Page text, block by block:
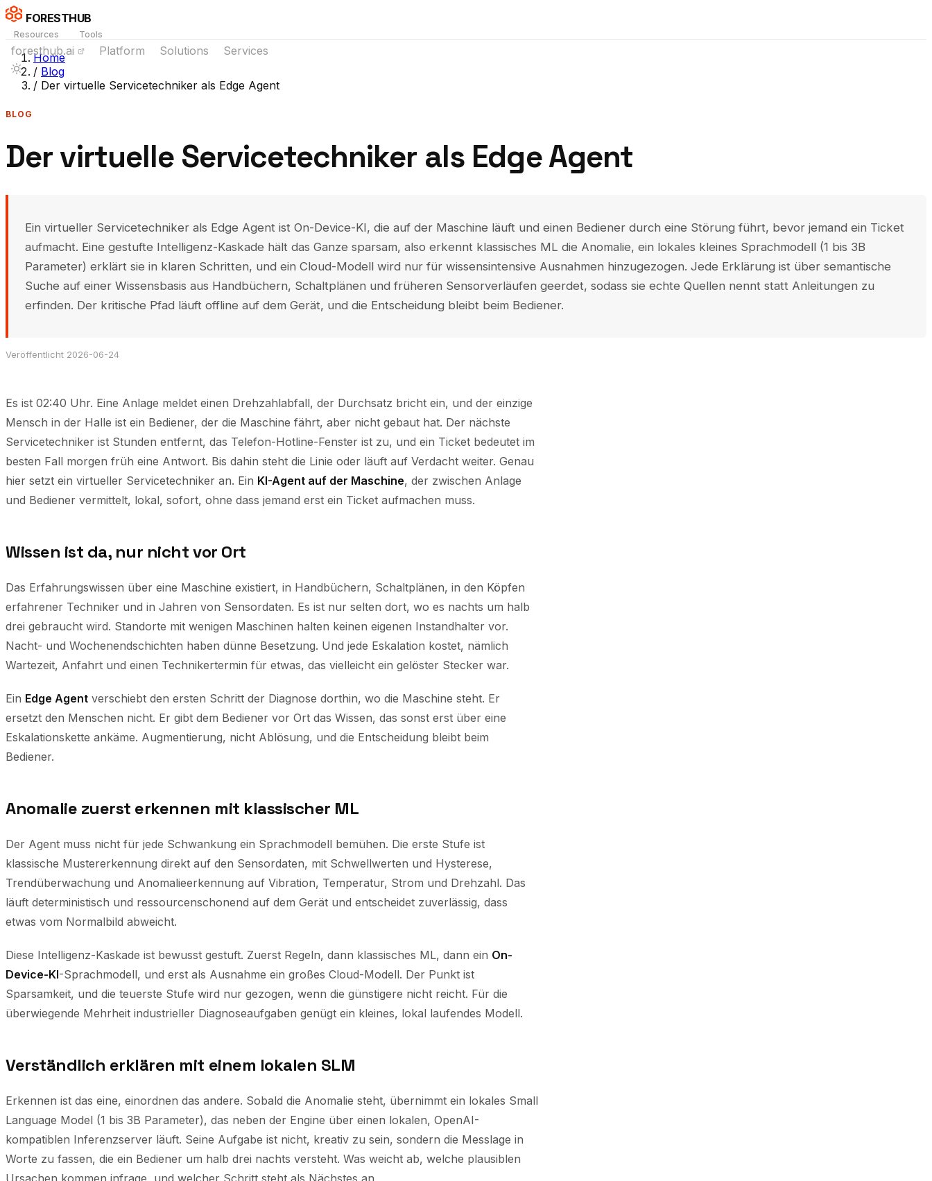
FORESTHUB
Resources Tools
foresthub.ai Platform Solutions Services
Home
/ Blog
/ Der virtuelle Servicetechniker als Edge Agent
BLOG
Der virtuelle Servicetechniker als Edge Agent
Ein virtueller Servicetechniker als Edge Agent ist On-Device-KI, die auf der Maschine läuft und einen Bediener durch eine Störung führt, bevor jemand ein Ticket
aufmacht. Eine gestufte Intelligenz-Kaskade hält das Ganze sparsam, also erkennt klassisches ML die Anomalie, ein lokales kleines Sprachmodell (1 bis 3B
Parameter) erklärt sie in klaren Schritten, und ein Cloud-Modell wird nur für wissensintensive Ausnahmen hinzugezogen. Jede Erklärung ist über semantische
Suche auf einer Wissensbasis aus Handbüchern, Schaltplänen und früheren Sensorverläufen geerdet, sodass sie echte Quellen nennt statt Anleitungen zu
erfinden. Der kritische Pfad läuft offline auf dem Gerät, und die Entscheidung bleibt beim Bediener.
Veröffentlicht 2026-06-24
Es ist 02:40 Uhr. Eine Anlage meldet einen Drehzahlabfall, der Durchsatz bricht ein, und der einzige
Mensch in der Halle ist ein Bediener, der die Maschine fährt, aber nicht gebaut hat. Der nächste
Servicetechniker ist Stunden entfernt, das Telefon-Hotline-Fenster ist zu, und ein Ticket bedeutet im
besten Fall morgen früh eine Antwort. Bis dahin steht die Linie oder läuft auf Verdacht weiter. Genau
hier setzt ein virtueller Servicetechniker an. Ein KI-Agent auf der Maschine, der zwischen Anlage
und Bediener vermittelt, lokal, sofort, ohne dass jemand erst ein Ticket aufmachen muss.
Wissen ist da, nur nicht vor Ort
Das Erfahrungswissen über eine Maschine existiert, in Handbüchern, Schaltplänen, in den Köpfen
erfahrener Techniker und in Jahren von Sensordaten. Es ist nur selten dort, wo es nachts um halb
drei gebraucht wird. Standorte mit wenigen Maschinen halten keinen eigenen Instandhalter vor.
Nacht- und Wochenendschichten haben dünne Besetzung. Und jede Eskalation kostet, nämlich
Wartezeit, Anfahrt und einen Technikertermin für etwas, das vielleicht ein gelöster Stecker war.
Ein Edge Agent verschiebt den ersten Schritt der Diagnose dorthin, wo die Maschine steht. Er
ersetzt den Menschen nicht. Er gibt dem Bediener vor Ort das Wissen, das sonst erst über eine
Eskalationskette ankäme. Augmentierung, nicht Ablösung, und die Entscheidung bleibt beim
Bediener.
Anomalie zuerst erkennen mit klassischer ML
Der Agent muss nicht für jede Schwankung ein Sprachmodell bemühen. Die erste Stufe ist
klassische Mustererkennung direkt auf den Sensordaten, mit Schwellwerten und Hysterese,
Trendüberwachung und Anomalieerkennung auf Vibration, Temperatur, Strom und Drehzahl. Das
läuft deterministisch und ressourcenschonend auf dem Gerät und entscheidet zuverlässig, dass
etwas vom Normalbild abweicht.
Diese Intelligenz-Kaskade ist bewusst gestuft. Zuerst Regeln, dann klassisches ML, dann ein On-
Device-KI-Sprachmodell, und erst als Ausnahme ein großes Cloud-Modell. Der Punkt ist
Sparsamkeit, und die teuerste Stufe wird nur gezogen, wenn die günstigere nicht reicht. Für die
überwiegende Mehrheit industrieller Diagnoseaufgaben genügt ein kleines, lokal laufendes Modell.
Verständlich erklären mit einem lokalen SLM
Erkennen ist das eine, einordnen das andere. Sobald die Anomalie steht, übernimmt ein lokales Small
Language Model (1 bis 3B Parameter), das neben der Engine über einen lokalen, OpenAI-
kompatiblen Inferenzserver läuft. Seine Aufgabe ist nicht, kreativ zu sein, sondern die Messlage in
Worte zu fassen, die ein Bediener um halb drei nachts versteht. Was weicht ab, welche plausiblen
Ursachen kommen infrage, und welcher Schritt steht als Nächstes an.